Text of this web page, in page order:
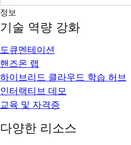
정보
기술 역량 강화
도큐멘테이션
핸즈온 랩
하이브리드 클라우드 학습 허브
인터랙티브 데모
교육 및 자격증
다양한 리소스